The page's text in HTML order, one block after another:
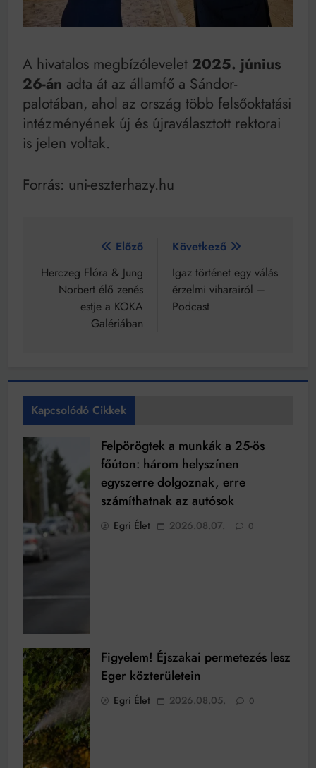
A hivatalos megbízólevelet 2025. június
26-án adta át az államfő a Sándor-
palotában, ahol az ország több felsőoktatási
intézményének új és újraválasztott rektorai
is jelen voltak.
Forrás: uni-eszterhazy.hu
Bejegyzés
navigáció
Előző
Herczeg Flóra & Jung
Norbert élő zenés
estje a KOKA
Galériában
Következő
Igaz történet egy válás
érzelmi viharairól –
Podcast
Kapcsolódó Cikkek
Felpörögtek a munkák a 25-ös
főúton: három helyszínen
egyszerre dolgoznak, erre
számíthatnak az autósok
Egri Élet 2026.08.07. 0
Figyelem! Éjszakai permetezés lesz
Eger közterületein
Egri Élet 2026.08.05. 0